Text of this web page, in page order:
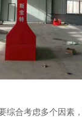
综合考虑多个因素